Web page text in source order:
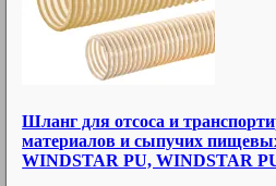
Шланг для отсоса и
материалов и сыпучих
WINDSTAR PU, WINDSTAR